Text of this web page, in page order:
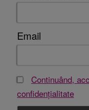
Email
Continuând,
confidențialitate